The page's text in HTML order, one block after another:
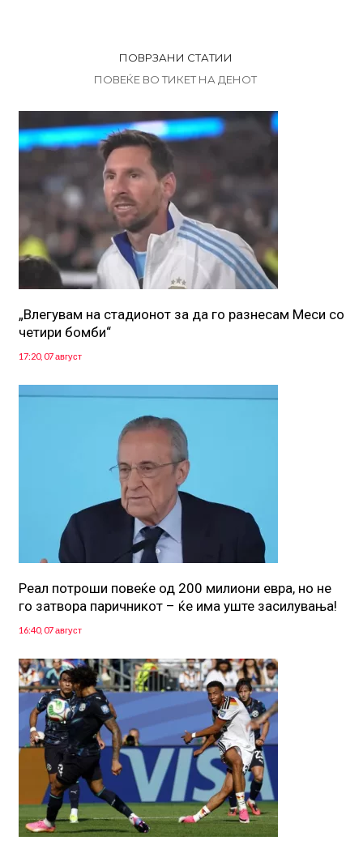
ПОВРЗАНИ СТАТИИ
ПОВЕЌЕ ВО ТИКЕТ НА ДЕНОТ
„Влегувам на стадионот за да го разнесам Меси со
четири бомби“
17:20, 07 август
Реал потроши повеќе од 200 милиони евра, но не
го затвора паричникот – ќе има уште засилувања!
16:40, 07 август